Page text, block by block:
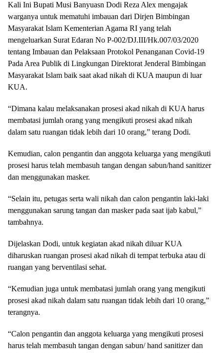
Kali Ini Bupati Musi Banyuasn Dodi Reza Alex mengajak
warganya untuk mematuhi imbauan dari Dirjen Bimbingan
Masyarakat Islam Kementerian Agama RI yang telah
mengeluarkan Surat Edaran No P-002/DJ.III/Hk.007/03/2020
tentang Imbauan dan Pelaksaan Protokol Penanganan Covid-19
Pada Area Publik di Lingkungan Direktorat Jenderal Bimbingan
Masyarakat Islam baik saat akad nikah di KUA maupun di luar
KUA.
“Dimana kalau melaksanakan prosesi akad nikah di KUA harus
membatasi jumlah orang yang mengikuti prosesi akad nikah
dalam satu ruangan tidak lebih dari 10 orang,” terang Dodi.
Kemudian, calon pengantin dan anggota keluarga yang mengikuti
prosesi harus telah membasuh tangan dengan sabun/hand sanitizer
dan menggunakan masker.
“Selain itu, petugas serta wali nikah dan calon pengantin laki-laki
menggunakan sarung tangan dan masker pada saat ijab kabul,”
tambahnya.
Dijelaskan Dodi, untuk kegiatan akad nikah diluar KUA
diharuskan ruangan prosesi akad nikah di tempat terbuka atau di
ruangan yang berventilasi sehat.
“Kemudian juga untuk membatasi jumlah orang yang mengikuti
prosesi akad nikah dalam satu ruangan tidak lebih dari 10 orang,”
terangnya.
“Calon pengantin dan anggota keluarga yang mengikuti prosesi
harus telah membasuh tangan dengan sabun/ hand sanitizer dan